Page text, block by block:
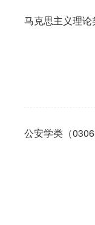
马克思主义理论
公安学类（0306